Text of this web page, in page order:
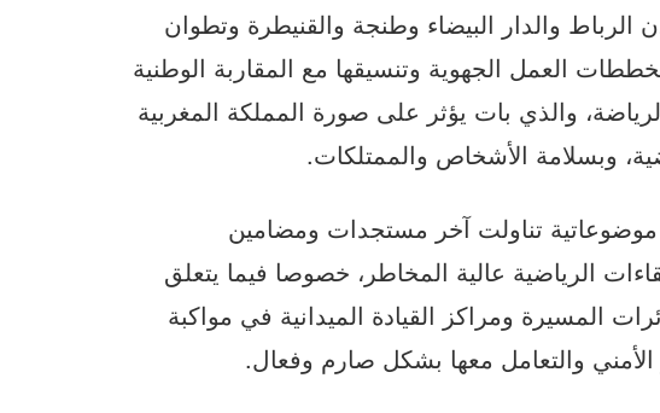
والدار البيضاء وطنجة والقنيطرة وتطوان
العمل الجهوية وتنسيقها مع المقاربة الوطنية
والذي بات يؤثر على صورة المملكة المغربية
وبسلامة الأشخاص والممتلكات.
تناولت آخر مستجدات ومضامين
الرياضية عالية المخاطر، خصوصا فيما يتعلق
المسيرة ومراكز القيادة الميدانية في مواكبة
والتعامل معها بشكل صارم وفعال.